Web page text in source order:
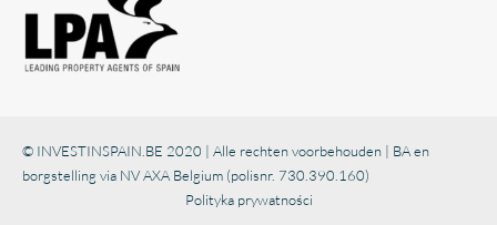
© INVESTINSPAIN.BE 2020 | Alle rechten voorbehouden | BA en
borgstelling via NV AXA Belgium (polisnr. 730.390.160)
Polityka prywatności